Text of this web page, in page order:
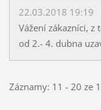
22.03.2018 19:19
Vážení zákazníci,
od 2.- 4. dubna
Záznamy: 11 - 20 ze